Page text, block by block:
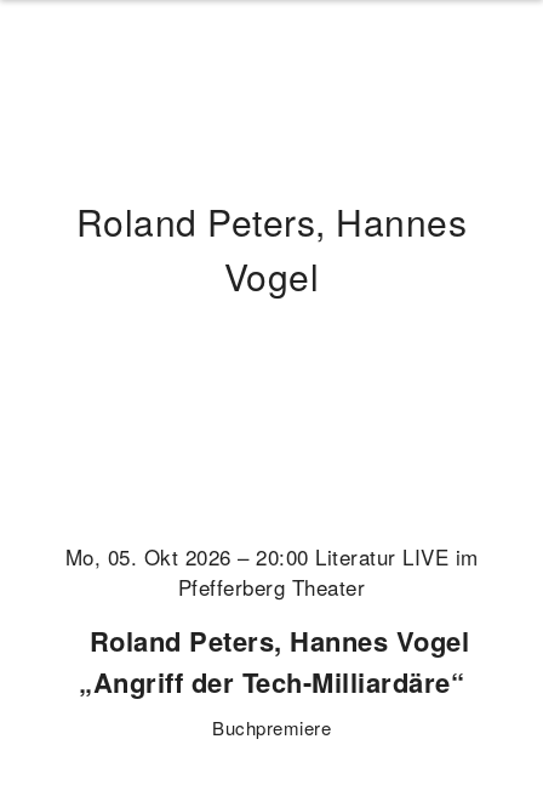
Roland Peters, Hannes
Vogel
Mo, 05. Okt 2026 – 20:00 Literatur LIVE im
Pfefferberg Theater
Roland Peters, Hannes Vogel
„Angriff der Tech-Milliardäre“
Buchpremiere